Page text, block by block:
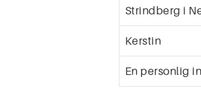
Strindberg i
Kerstin
En personlig